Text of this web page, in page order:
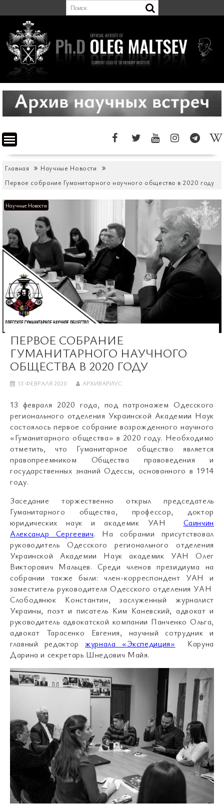
к
содержимому
Главная
Научные Новости
Первое собрание Гуманитарного научного общества в 2020 году
Научные Новости
ПЕРВОЕ СОБРАНИЕ
ГУМАНИТАРНОГО НАУЧНОГО
ОБЩЕСТВА В 2020 ГОДУ
13 ФЕВРАЛЯ 2020 АРХИВАРИУС
13 февраля 2020 года, под патронажем Одесского
регионального отделения Украинской Академии Наук
состоялось первое собрание возрожденного научного
«Гуманитарного общества» в 2020 году. Необходимо
отметить, что Гуманитарное общество является
правопреемником Общества правоведения и
государственных знаний Одессы, основанного в 1914
году.
Заседание торжественно открыл председатель
Гуманитарного общества, профессор, доктор
юридических наук и академик УАН Саинчин
Александр Сергеевич. На собрании присутствовал
руководитель Одесского регионального отделения
Украинской Академии Наук академик УАН Олег
Викторович Мальцев. Среди членов президиума на
собрании также были: член-корреспондент УАН и
заместитель руководителя Одесского отделения УАН
Слободянюк Константин, заслуженный журналист
Украины, поэт и писатель Ким Каневский, адвокат и
руководитель адвокатской компании Панченко Ольга,
адвокат Тарасенко Евгения, научный сотрудник и
главный редакторжурнала «Экспедиция» Каруна
Дарина и секретарь Шнедович Майя.